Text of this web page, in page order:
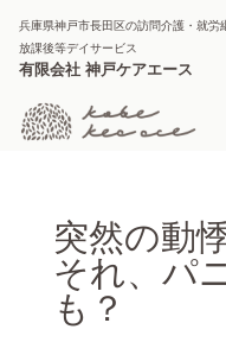
兵庫県神戸市長田区の訪問介護・就労
放課後等デイサービス
有限会社 神戸ケアエース
突然の動
それ、パ
も？